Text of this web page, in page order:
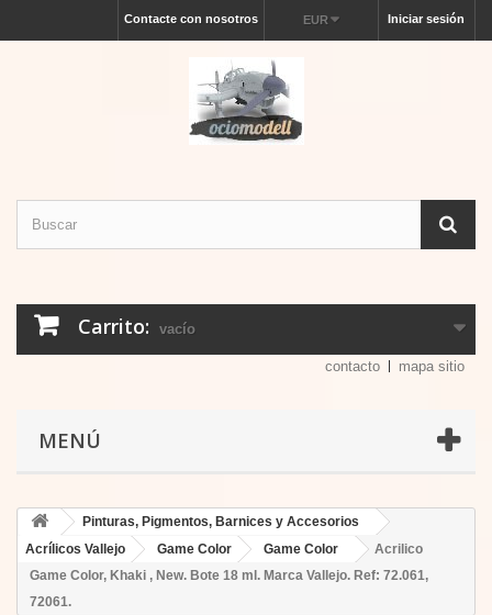
Iniciar sesión
EUR
Contacte con nosotros
Carrito: vacío
contacto mapa sitio
MENÚ
Pinturas, Pigmentos, Barnices y Accesorios
Acrílicos Vallejo
Game Color Game Color
Acrilico
Game Color, Khaki , New. Bote 18 ml. Marca Vallejo. Ref: 72.061,
72061.